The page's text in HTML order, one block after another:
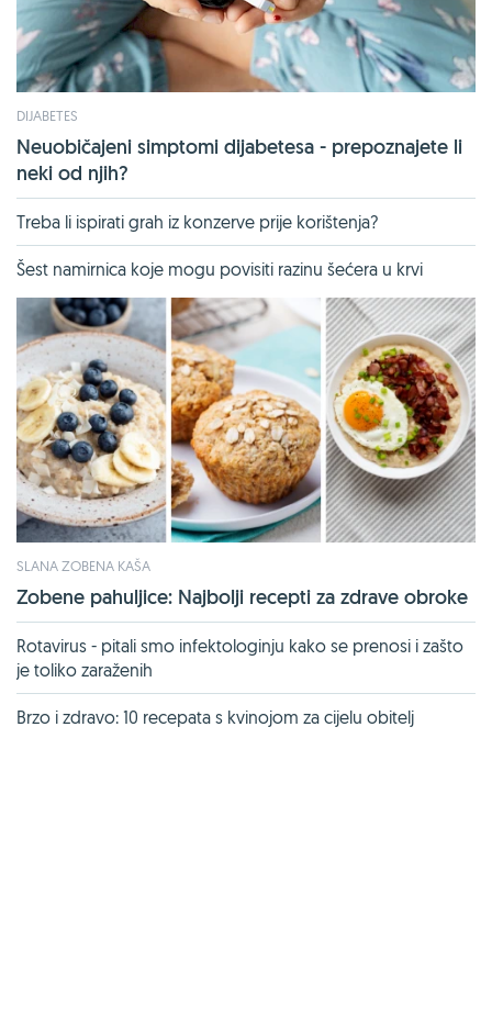
DIJABETES
Neuobičajeni simptomi dijabetesa - prepoznajete li
neki od njih?
Treba li ispirati grah iz konzerve prije korištenja?
Šest namirnica koje mogu povisiti razinu šećera u krvi
SLANA ZOBENA KAŠA
Zobene pahuljice: Najbolji recepti za zdrave obroke
Rotavirus - pitali smo infektologinju kako se prenosi i zašto
je toliko zaraženih
Brzo i zdravo: 10 recepata s kvinojom za cijelu obitelj